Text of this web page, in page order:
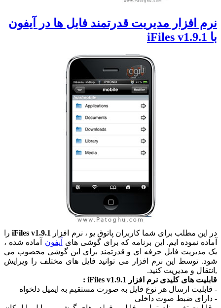
نرم افزار مدیریت قدرتمند فایل ها در آیفون
با iFiles v1.9.1
در این مطلب برای شما کاربران پاتوق یو ، نرم افزار iFiles v1.9.1 را
آماده نموده ایم. این برنامه که برای گوشی های
آیفون آماده شده ،
یک مدیریت فایل حرفه ای و قدرتمند برای این گوشی محصوب می
شود. توسط این نرم افزار می توانید فایل های مختلف را ویرایش
,انتقال و مدیریت کنید.
قابلیت های کلیدی نرم افزار iFiles v1.9.1 :
- قابلیت ارسال هر نوع فایل به صورت مستقیم به ایمیل دلخواه
- دارای ضبط صوت داخلی